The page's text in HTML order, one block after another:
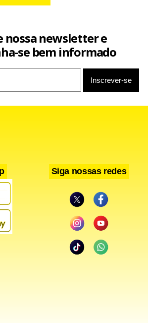
ano passado, o Detran havia
dessa natureza, de um total
multiplicada por 10, cujo valor dobra
em 12 meses.
e critérios financeiros aplicam-se a
de eventos organizados,
perigosas sem autorização (artigo
válidas tanto para os condutores quanto
nossa newsletter e
se bem informado
Siga nossas redes